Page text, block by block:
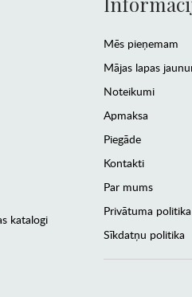
katalogi
Mēs pieņemam
Mājas lapas
Noteikumi
Apmaksa
Piegāde
Kontakti
Par mums
Privātuma politika
Sīkdatņu politika